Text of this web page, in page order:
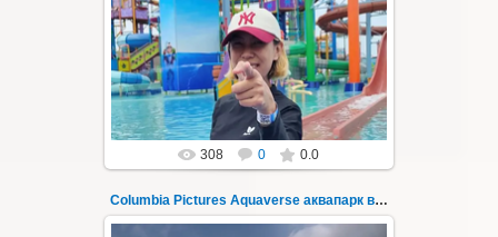
Columbia Pictures Aquaverse - новый
тематический аквапарк в Паттайе.
Открыт в октябре 2022 после
модернизации и смены...
Thai-Online
308 0 0.0
Columbia Pictures Aquaverse аквапарк в Паттайе 34